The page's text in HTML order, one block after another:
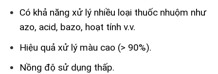
Có khả năng xử lý nhiều loại thuốc nhuộm như
azo, acid, bazo, hoạt tính v.v.
Hiệu quả xử lý màu cao (> 90%).
Nồng độ sử dụng thấp.